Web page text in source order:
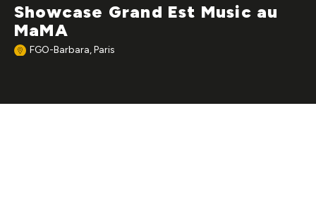
Showcase Grand Est Music au
MaMA
FGO-Barbara, Paris